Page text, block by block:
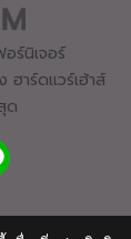
ร์นิเจอร์
ฮาร์ดแวร์เฮ้าส์
ด